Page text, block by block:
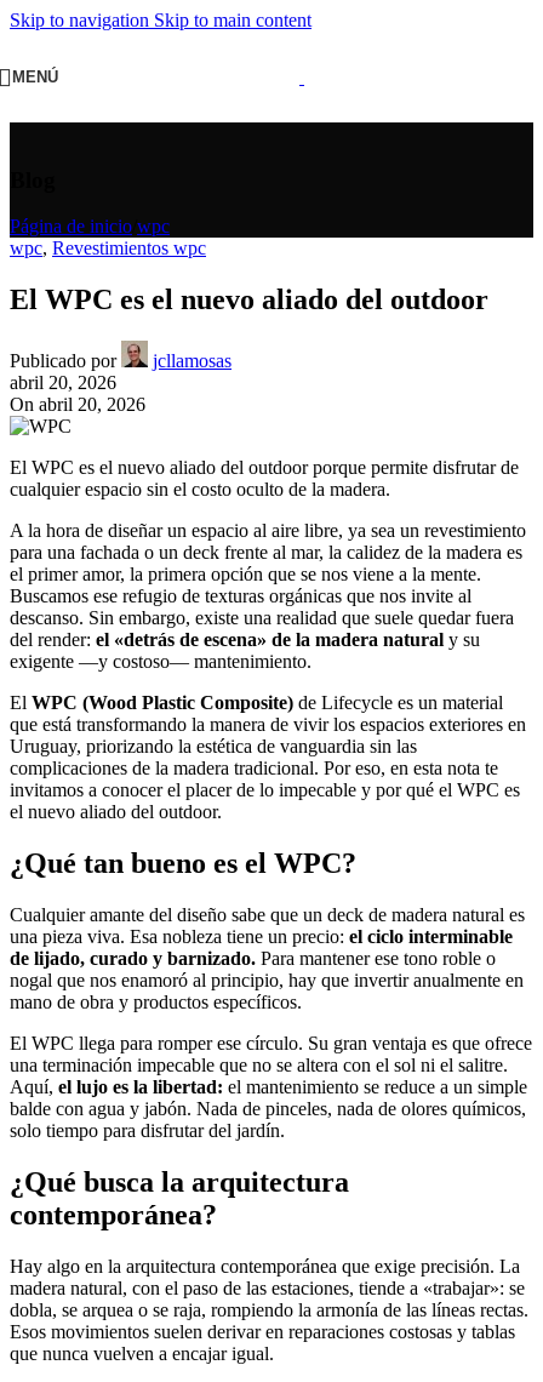
Skip to navigation Skip to main content
MENÚ
Página de inicio wpc
wpc, Revestimientos wpc
El WPC es el nuevo aliado del outdoor
Publicado por
jcllamosas
abril 20, 2026
On abril 20, 2026
El WPC es el nuevo aliado del outdoor porque permite disfrutar de
cualquier espacio sin el costo oculto de la madera.
A la hora de diseñar un espacio al aire libre, ya sea un revestimiento
para una fachada o un deck frente al mar, la calidez de la madera es
el primer amor, la primera opción que se nos viene a la mente.
Buscamos ese refugio de texturas orgánicas que nos invite al
descanso. Sin embargo, existe una realidad que suele quedar fuera
del render: el «detrás de escena» de la madera natural y su
exigente —y costoso— mantenimiento.
El WPC (Wood Plastic Composite) de Lifecycle es un material
que está transformando la manera de vivir los espacios exteriores en
Uruguay, priorizando la estética de vanguardia sin las
complicaciones de la madera tradicional. Por eso, en esta nota te
invitamos a conocer el placer de lo impecable y por qué el WPC es
el nuevo aliado del outdoor.
¿Qué tan bueno es el WPC?
Cualquier amante del diseño sabe que un deck de madera natural es
una pieza viva. Esa nobleza tiene un precio: el ciclo interminable
de lijado, curado y barnizado. Para mantener ese tono roble o
nogal que nos enamoró al principio, hay que invertir anualmente en
mano de obra y productos específicos.
El WPC llega para romper ese círculo. Su gran ventaja es que ofrece
una terminación impecable que no se altera con el sol ni el salitre.
Aquí, el lujo es la libertad: el mantenimiento se reduce a un simple
balde con agua y jabón. Nada de pinceles, nada de olores químicos,
solo tiempo para disfrutar del jardín.
¿Qué busca la arquitectura
contemporánea?
Hay algo en la arquitectura contemporánea que exige precisión. La
madera natural, con el paso de las estaciones, tiende a «trabajar»: se
dobla, se arquea o se raja, rompiendo la armonía de las líneas rectas.
Esos movimientos suelen derivar en reparaciones costosas y tablas
que nunca vuelven a encajar igual.